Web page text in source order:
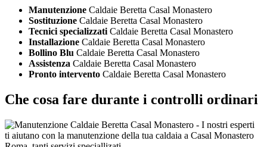
Manutenzione Caldaie Beretta Casal Monastero
Sostituzione Caldaie Beretta Casal Monastero
Tecnici specializzatiCaldaie Beretta Casal Monastero
Installazione Caldaie Beretta Casal Monastero
Bollino Blu Caldaie Beretta Casal Monastero
Assistenza Caldaie Beretta Casal Monastero
Pronto intervento Caldaie Beretta Casal Monastero
Che cosa fare durante i controlli ordinari